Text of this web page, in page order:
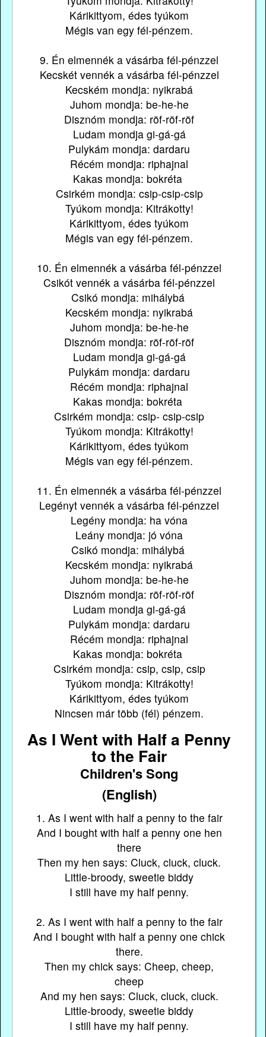
Kárikittyom, édes tyúkom
Mégis van egy fél-pénzem.
9. Én elmennék a vásárba fél-pénzzel
Kecskét vennék a vásárba fél-pénzzel
Kecském mondja: nyikrabá
Juhom mondja: be-he-he
Disznóm mondja: röf-röf-röf
Ludam mondja gi-gá-gá
Pulykám mondja: dardaru
Récém mondja: riphajnal
Kakas mondja: bokréta
Csirkém mondja: csip-csip-csip
Tyúkom mondja: Kitrákotty!
Kárikittyom, édes tyúkom
Mégis van egy fél-pénzem.
10. Én elmennék a vásárba fél-pénzzel
Csikót vennék a vásárba fél-pénzzel
Csikó mondja: mihálybá
Kecském mondja: nyikrabá
Juhom mondja: be-he-he
Disznóm mondja: röf-röf-röf
Ludam mondja gi-gá-gá
Pulykám mondja: dardaru
Récém mondja: riphajnal
Kakas mondja: bokréta
Csirkém mondja: csip- csip-csip
Tyúkom mondja: Kitrákotty!
Kárikittyom, édes tyúkom
Mégis van egy fél-pénzem.
11. Én elmennék a vásárba fél-pénzzel
Legényt vennék a vásárba fél-pénzzel
Legény mondja: ha vóna
Leány mondja: jó vóna
Csikó mondja: mihálybá
Kecském mondja: nyikrabá
Juhom mondja: be-he-he
Disznóm mondja: röf-röf-röf
Ludam mondja gi-gá-gá
Pulykám mondja: dardaru
Récém mondja: riphajnal
Kakas mondja: bokréta
Csirkém mondja: csip, csip, csip
Tyúkom mondja: Kitrákotty!
Kárikittyom, édes tyúkom
Nincsen már több (fél) pénzem.
As I Went with Half a Penny
to the Fair
Children's Song
(English)
1. As I went with half a penny to the fair
And I bought with half a penny one hen
there
Then my hen says: Cluck, cluck, cluck.
Little-broody, sweetie biddy
I still have my half penny.
2. As I went with half a penny to the fair
And I bought with half a penny one chick
there.
Then my chick says: Cheep, cheep,
cheep
And my hen says: Cluck, cluck, cluck.
Little-broody, sweetie biddy
I still have my half penny.